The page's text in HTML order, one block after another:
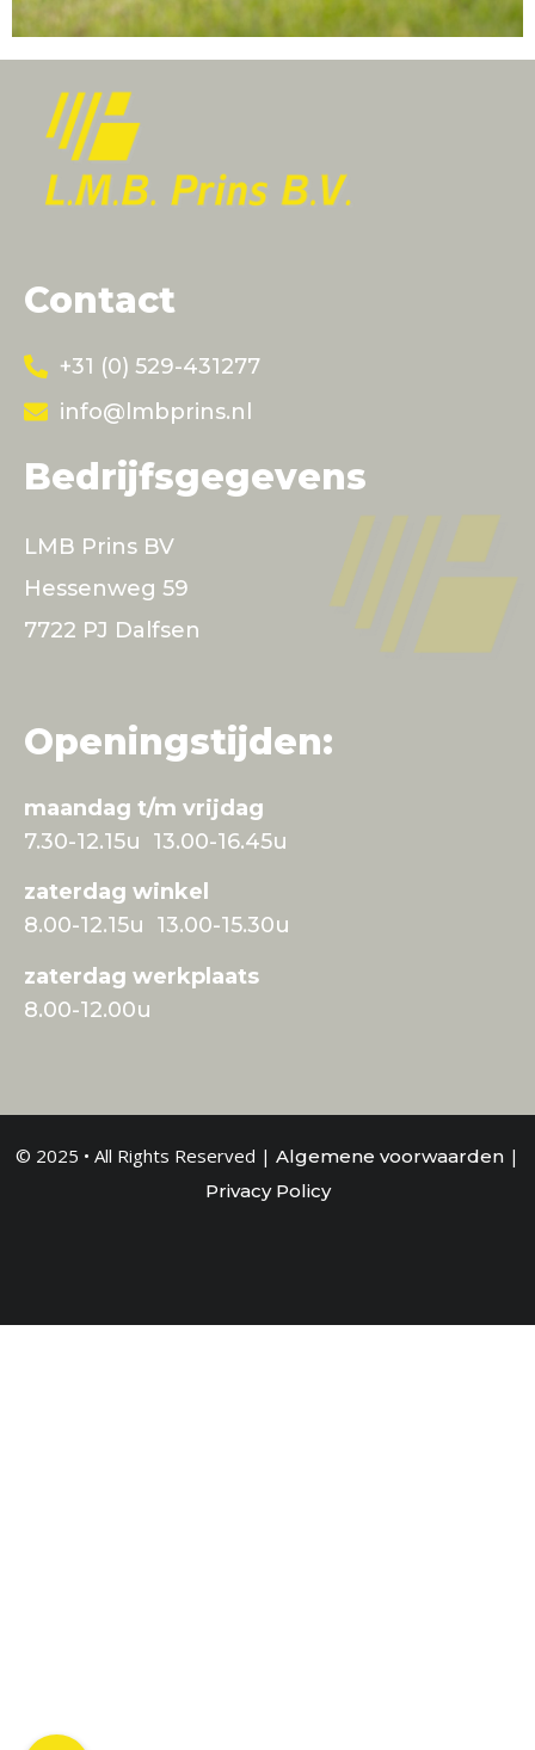
Contact
+31 (0) 529-431277
info@lmbprins.nl
Bedrijfsgegevens
LMB Prins BV
Hessenweg 59
7722 PJ Dalfsen
Openingstijden:
maandag t/m vrijdag
7.30-12.15u 13.00-16.45u
zaterdag winkel
8.00-12.15u 13.00-15.30u
zaterdag werkplaats
8.00-12.00u
© 2025 • All Rights Reserved | Algemene voorwaarden |
Privacy Policy